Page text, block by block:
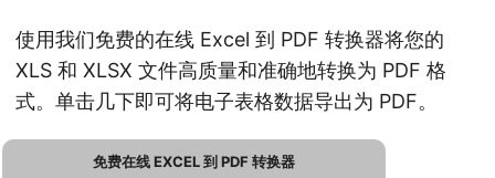
使用我们免费的在线 Excel 到 PDF 转换器将您的
XLS 和 XLSX 文件高质量和准确地转换为 PDF 格
式。单击几下即可将电子表格数据导出为 PDF。
免费在线 EXCEL 到 PDF 转换器